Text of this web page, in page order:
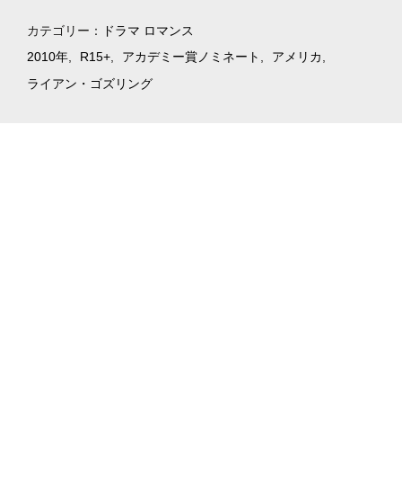
カテゴリー： ドラマ ロマンス
2010年
R15+ アカデミー賞ノミネート
アメリカ
ライアン・ゴズリング